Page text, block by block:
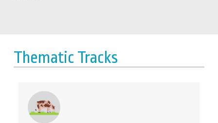
Thematic Tracks